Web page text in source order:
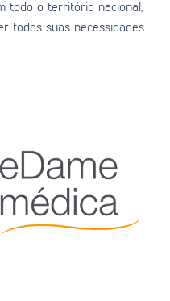
todo o território nacional,
todas suas necessidades.